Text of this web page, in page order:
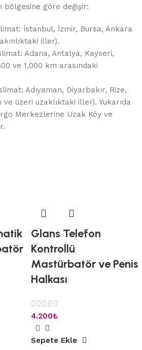
bölgesine göre değişir:
İstanbul, İzmir, Bursa, Ankara
iller).
Adana, Antalya, Kayseri,
ve 1,000 km arasındaki
Adıyaman, Diyarbakır, Rize,
üzeri uzaklıktaki iller). Yukarıda
Merkezlerine Uzak Köy ve
Glans Telefon
Kontrollü
Mastürbatör ve Penis
Halkası
4.200₺
Sepete Ekle